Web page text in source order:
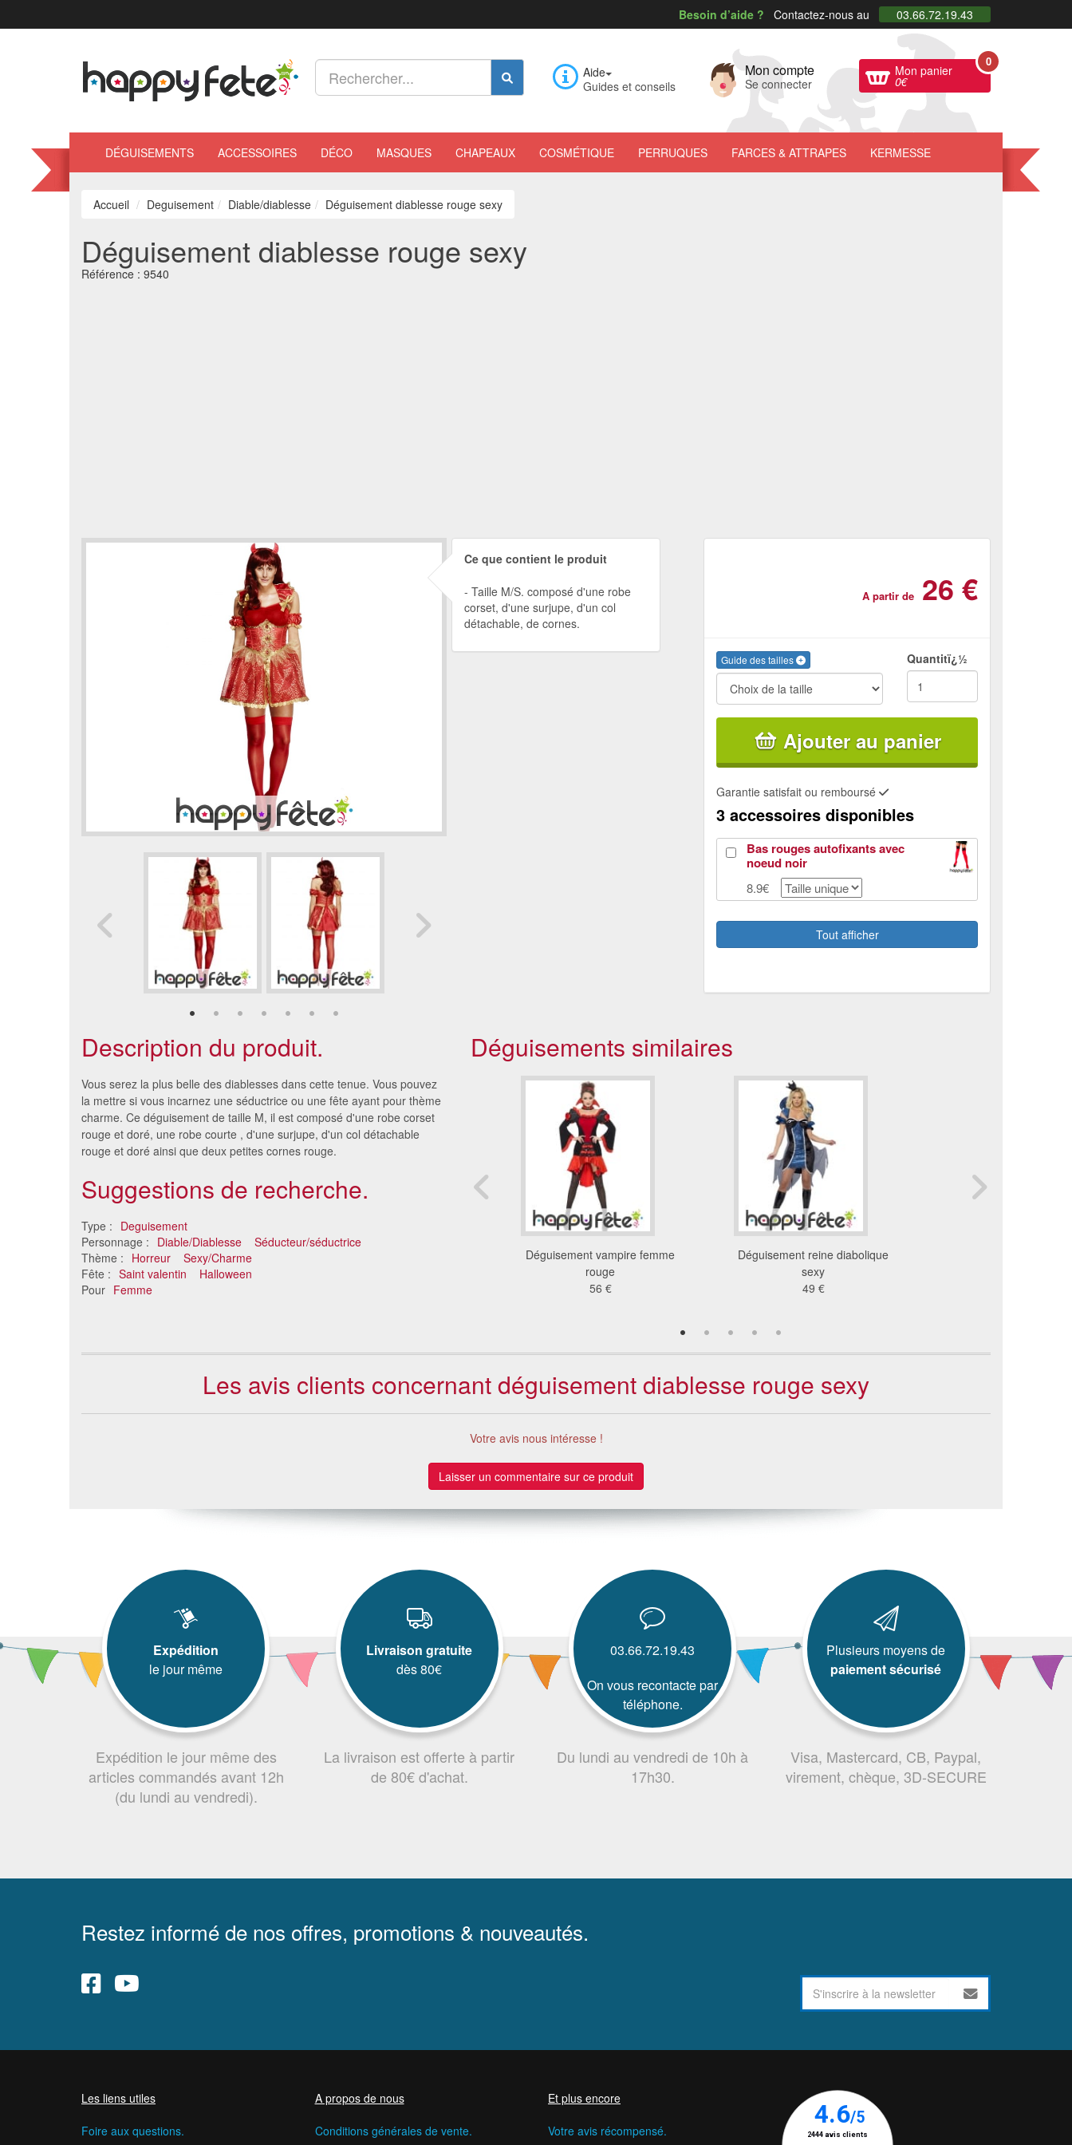
Besoin d’aide ? Contactez-nous au 03.66.72.19.43
Aide
Guides et conseils
Mon compte
Se connecter
Mon panier
0€
0
DÉGUISEMENTS ACCESSOIRES DÉCO MASQUES CHAPEAUX COSMÉTIQUE PERRUQUES FARCES & ATTRAPES KERMESSE
Accueil Deguisement Diable/diablesse Déguisement diablesse rouge sexy
Déguisement diablesse rouge sexy
Référence : 9540
Ce que contient le produit
Taille M/S. composé d'une robe
corset, d'une surjupe, d'un col
détachable, de cornes.
A partir de 26 €
Guide des tailles Quantitï¿½
Ajouter au panier
Garantie satisfait ou remboursé
3 accessoires disponibles
Bas rouges autofixants avec
noeud noir
8.9€
Tout afficher
Description du produit.
Vous serez la plus belle des diablesses dans cette tenue. Vous pouvez
la mettre si vous incarnez une séductrice ou une fête ayant pour thème
charme. Ce déguisement de taille M, il est composé d'une robe corset
rouge et doré, une robe courte , d'une surjupe, d'un col détachable
rouge et doré ainsi que deux petites cornes rouge.
Suggestions de recherche.
Type : Deguisement
Personnage : Diable/Diablesse
Séducteur/séductrice
Thème : Horreur
Sexy/Charme
Fête : Saint valentin
Halloween
Pour Femme
Déguisements similaires
Déguisement diablesse sexy
39 €
Déguisement vampire femme
rouge
56 €
Déguisement reine diabolique
sexy
49 €
Les avis clients concernant déguisement diablesse rouge sexy
Votre avis nous intéresse !
Laisser un commentaire sur ce produit
Expédition
le jour même
Expédition le jour même des
articles commandés avant 12h
(du lundi au vendredi).
Livraison gratuite
dès 80€
La livraison est offerte à partir
de 80€ d'achat.
03.66.72.19.43
On vous recontacte par
téléphone.
Du lundi au vendredi de 10h à
17h30.
Plusieurs moyens de
paiement sécurisé
Visa, Mastercard, CB, Paypal,
virement, chèque, 3D-SECURE
Restez informé de nos offres, promotions & nouveautés.
Les liens utiles
Foire aux questions.
A propos de nous
Conditions générales de vente.
Et plus encore
Votre avis récompensé.